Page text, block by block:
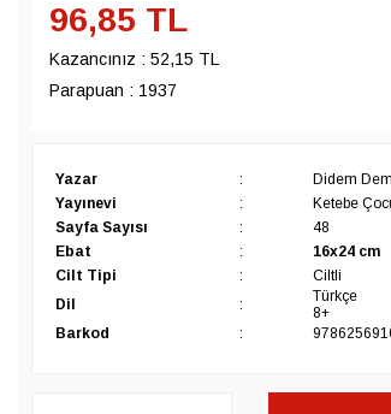
96,85 TL
Kazancınız : 52,15 TL
Parapuan : 1937
Yazar :
Didem
Yayınevi
:
Ketebe
Sayfa Sayısı
:
48
Ebat
:
16x24 cm
Cilt Tipi
:
Ciltli
Dil
:
Türkçe
8+
Barkod
: